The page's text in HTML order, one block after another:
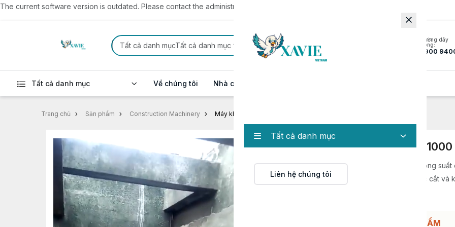
The current software version is outdated. Please contact the administrator to update to the latest version.
Tất cả danh mục
Liên hệ chúng tôi
Tất cả danh mụcTất cả danh mục
Đường dây
nóng:
1900
Tất cả danh mục Về chúng tôi Nhà cung cấp
Trang chủ Sản phẩm Construction Machinery Máy khoan tường 1 pha MW-1000
Máy khoan tường 1 pha MW-1000
Máy khoan tường 1 pha MW-1000 là thiết bị công suất
được thiết kế chuyên dụng cho các công việc cắt và
HỖ TRỢ ĐẶT HÀNG/BÁO GIÁ SẢN PHẨM